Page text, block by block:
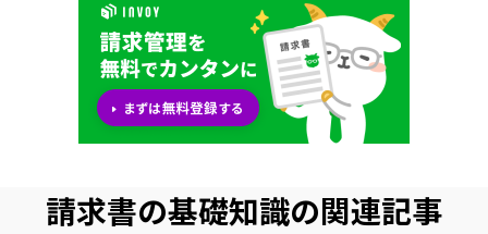
請求書の基礎知識の関連記事